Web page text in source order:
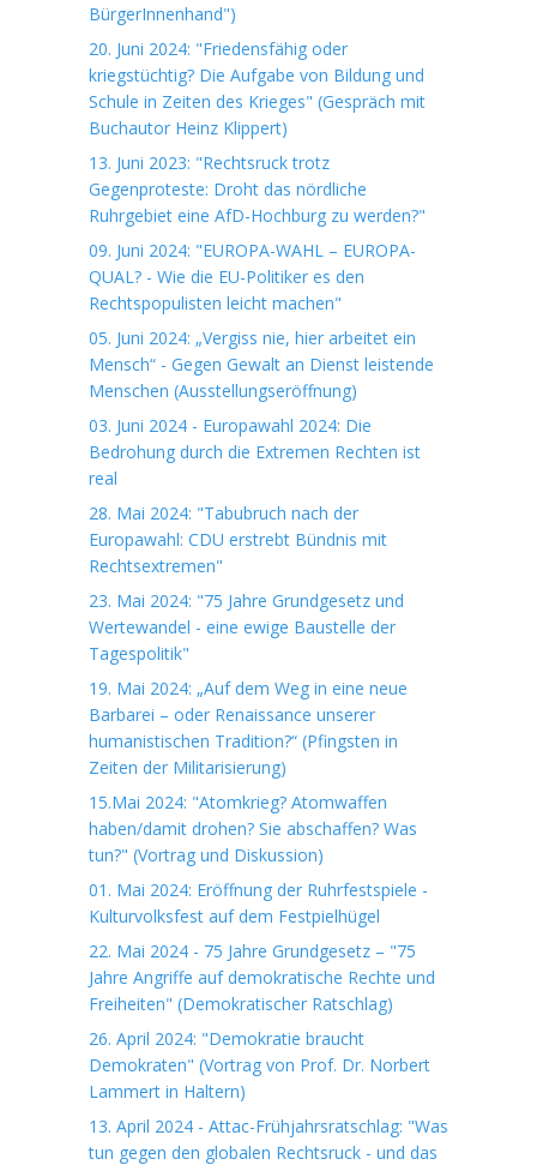
BürgerInnenhand")
20. Juni 2024: "Friedensfähig oder
kriegstüchtig? Die Aufgabe von Bildung und
Schule in Zeiten des Krieges" (Gespräch mit
Buchautor Heinz Klippert)
13. Juni 2023: "Rechtsruck trotz
Gegenproteste: Droht das nördliche
Ruhrgebiet eine AfD-Hochburg zu werden?"
09. Juni 2024: "EUROPA-WAHL – EUROPA-
QUAL? - Wie die EU-Politiker es den
Rechtspopulisten leicht machen"
05. Juni 2024: „Vergiss nie, hier arbeitet ein
Mensch“ - Gegen Gewalt an Dienst leistende
Menschen (Ausstellungseröffnung)
03. Juni 2024 - Europawahl 2024: Die
Bedrohung durch die Extremen Rechten ist
real
28. Mai 2024: "Tabubruch nach der
Europawahl: CDU erstrebt Bündnis mit
Rechtsextremen"
23. Mai 2024: "75 Jahre Grundgesetz und
Wertewandel - eine ewige Baustelle der
Tagespolitik"
19. Mai 2024: „Auf dem Weg in eine neue
Barbarei – oder Renaissance unserer
humanistischen Tradition?“ (Pfingsten in
Zeiten der Militarisierung)
15.Mai 2024: "Atomkrieg? Atomwaffen
haben/damit drohen? Sie abschaffen? Was
tun?" (Vortrag und Diskussion)
01. Mai 2024: Eröffnung der Ruhrfestspiele -
Kulturvolksfest auf dem Festpielhügel
22. Mai 2024 - 75 Jahre Grundgesetz – "75
Jahre Angriffe auf demokratische Rechte und
Freiheiten" (Demokratischer Ratschlag)
26. April 2024: "Demokratie braucht
Demokraten" (Vortrag von Prof. Dr. Norbert
Lammert in Haltern)
13. April 2024 - Attac-Frühjahrsratschlag: "Was
tun gegen den globalen Rechtsruck - und das